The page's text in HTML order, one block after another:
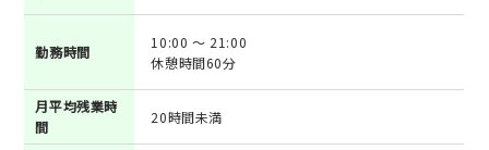
勤務時間
10:00 ～ 21:00
休憩時間60分
月平均残業時
間
20時間未満